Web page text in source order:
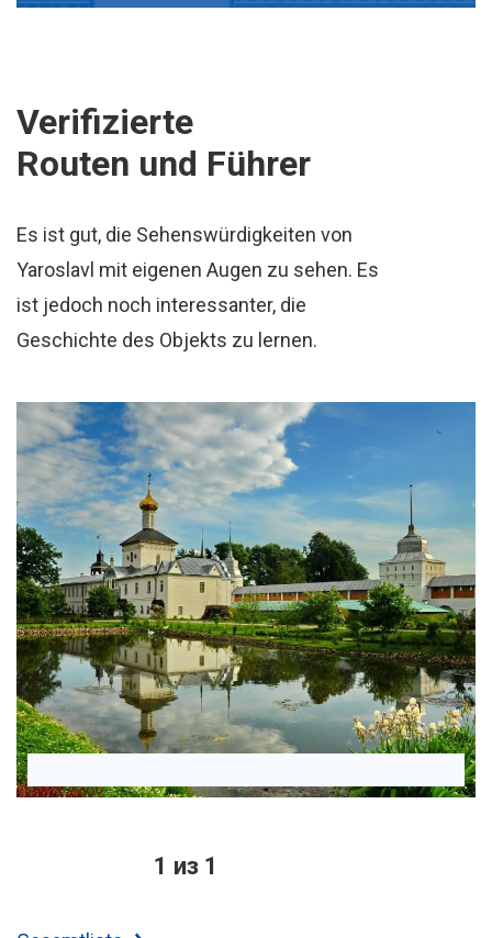
Verifizierte
Routen und Führer
Es ist gut, die Sehenswürdigkeiten von
Yaroslavl mit eigenen Augen zu sehen. Es
ist jedoch noch interessanter, die
Geschichte des Objekts zu lernen.
1 из 1